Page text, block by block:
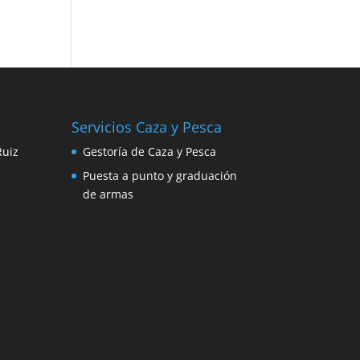
Servicios Caza y Pesca
Gestoría de Caza y Pesca
Puesta a punto y graduación
de armas